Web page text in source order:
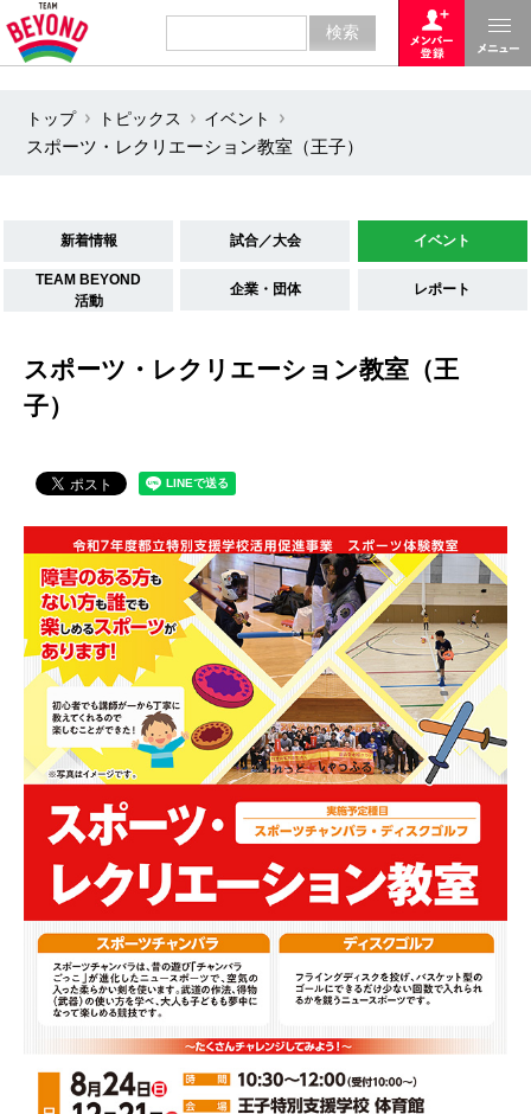
トップ トピックス
イベント
スポーツ・レクリエーション教室（王子）
新着情報 試合／大会 イベント
TEAM BEYOND
活動
企業・団体 レポート
スポーツ・レクリエーション教室（王
子）